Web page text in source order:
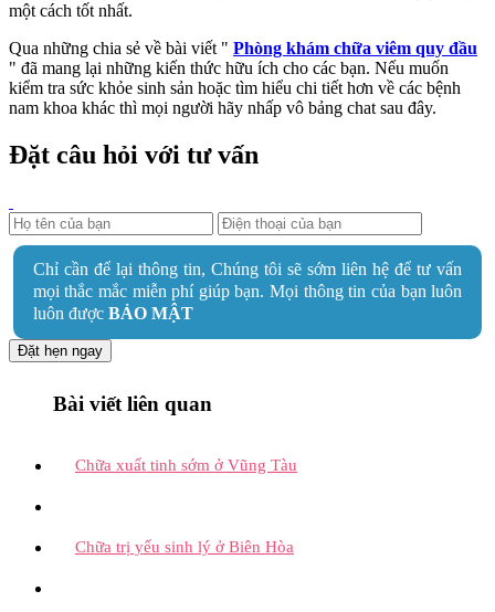
một cách tốt nhất.
Qua những chia sẻ về bài viết " Phòng khám chữa viêm quy đầu
" đã mang lại những kiến thức hữu ích cho các bạn. Nếu muốn
kiểm tra sức khỏe sinh sản hoặc tìm hiểu chi tiết hơn về các bệnh
nam khoa khác thì mọi người hãy nhấp vô bảng chat sau đây.
Đặt câu hỏi với tư vấn
Chỉ cần để lại thông tin, Chúng tôi sẽ sớm liên hệ để tư vấn
mọi thắc mắc miễn phí giúp bạn. Mọi thông tin của bạn luôn
luôn được BẢO MẬT
Đặt hẹn ngay
Bài viết liên quan
Chữa xuất tinh sớm ở Vũng Tàu
Chữa trị yếu sinh lý ở Biên Hòa